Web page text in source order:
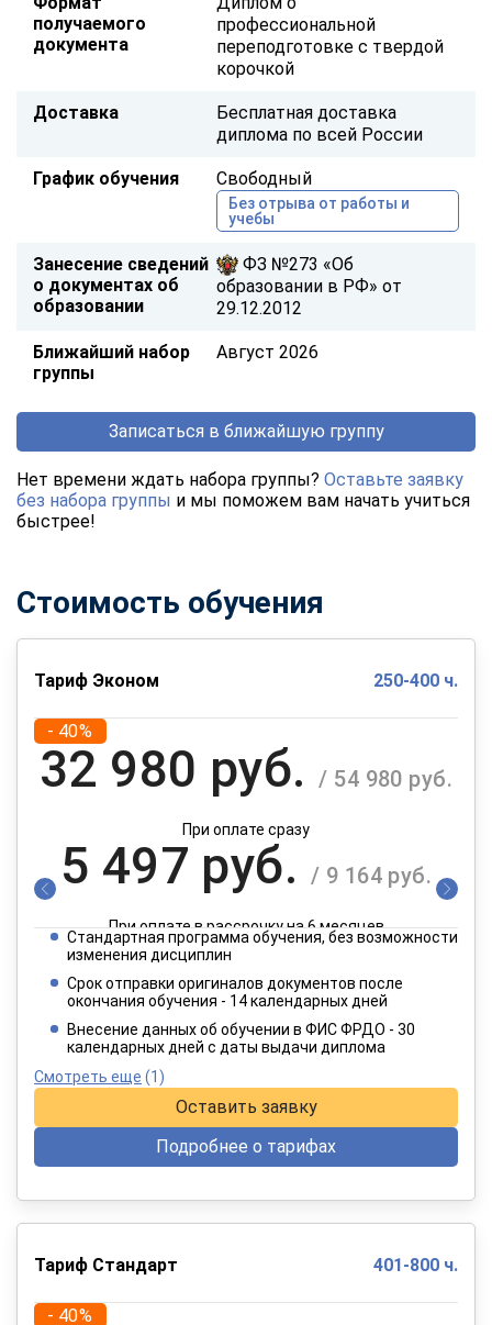
получаемого
документа
профессиональной
переподготовке с твердой
корочкой
Доставка
Бесплатная доставка
диплома по всей России
График обучения Свободный
Без отрыва от работы и
учебы
Занесение сведений
о документах об
образовании
ФЗ №273 «Об
образовании в РФ» от
29.12.2012
Ближайший набор
группы
Август 2026
Записаться в ближайшую группу
Нет времени ждать набора группы? Оставьте заявку
без набора группы и мы поможем вам начать учиться
быстрее!
Стоимость обучения
Тариф Эконом 250-400 ч.
- 40%
32 980 руб. / 54 980 руб.
При оплате сразу
5 497 руб. / 9 164 руб.
При оплате в рассрочку на 6 месяцев
2 749 руб.
При оплате в рассрочку на 12 месяцев
Стандартная программа обучения, без возможности
изменения дисциплин
Срок отправки оригиналов документов после
окончания обучения - 14 календарных дней
Внесение данных об обучении в ФИС ФРДО - 30
календарных дней с даты выдачи диплома
Смотреть еще (1)
Оставить заявку
Подробнее о тарифах
Тариф Стандарт 401-800 ч.
- 40%